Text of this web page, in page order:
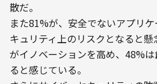
散だ。
また81%が、安全でないアプリ
キュリティ上のリスクとなると
がイノベーションを高め、48%
ると感じている。